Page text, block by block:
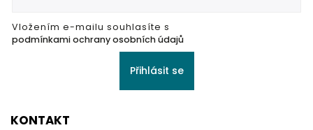
Vložením e-mailu souhlasíte s
podmínkami ochrany osobních údajů
Přihlásit se
KONTAKT